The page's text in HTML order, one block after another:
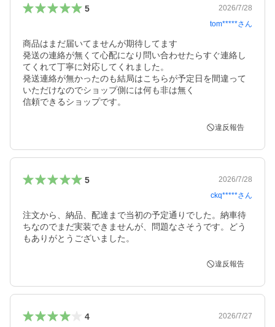
5
2026/7/28
tom*****さん
商品はまだ届いてませんが期待してます
発送の連絡が無くて心配になり問い合わせたらすぐ連絡し
てくれて丁寧に対応してくれました。
発送連絡が無かったのも結局はこちらが予定日を間違って
いただけなのでショップ側には何も非は無く
信頼できるショップです。
違反報告
5
2026/7/28
ckq*****さん
注文から、納品、配達まで当初の予定通りでした。納車待
ちなのでまだ実装できませんが、問題なさそうです。どう
もありがとうございました。
違反報告
4
2026/7/27